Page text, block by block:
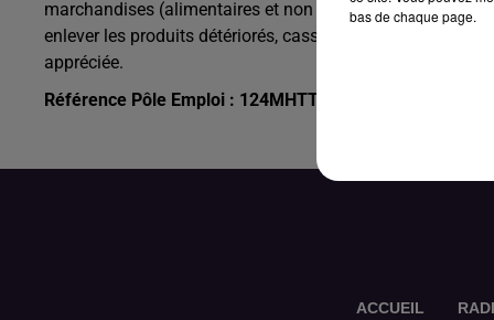
marchandises (alimentaires et non alimentaires),
enlever les produits détériorés, cassés ou périmés. Une
appréciée.
Référence Pôle Emploi : 124MHTT
ACCUEIL
bas de chaque page.